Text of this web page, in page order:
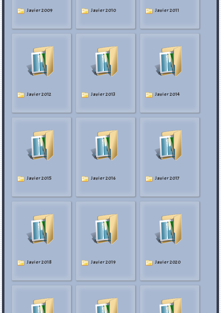
Javier 2009 Javier 2010 Javier 2011
Javier 2012 Javier 2013 Javier 2014
Javier 2015 Javier 2016 Javier 2017
Javier 2018 Javier 2019 Javier 2020